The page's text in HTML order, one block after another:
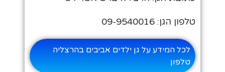
טלפון הגן: 09-9540016
לכל המידע על גן ילדים אביבים בהרצליה
טלפון